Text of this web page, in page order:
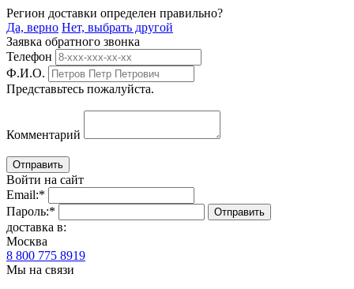
Регион доставки определен правильно?
Да, верно Нет, выбрать другой
Заявка обратного звонка
Телефон
Ф.И.О.
Представьтесь пожалуйста.
Комментарий
Войти на сайт
Email:*
Пароль:*
доставка в:
Москва
8 800 775 8919
Мы на связи